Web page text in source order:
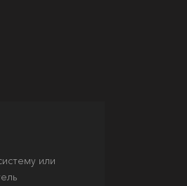
или